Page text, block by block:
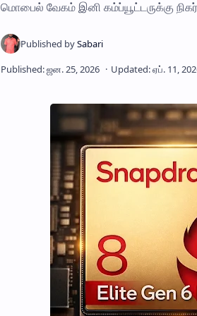
மொபைல் வேகம் இனி கம்ப்யூட்டருக்கு